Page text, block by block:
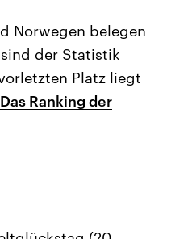
Norwegen belegen
der Statistik
Platz liegt
Das Ranking der